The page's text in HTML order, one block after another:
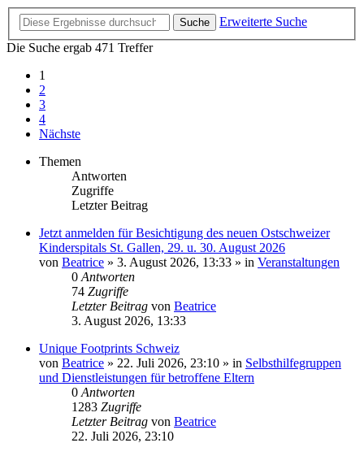
Suche
Erweiterte Suche
Die Suche ergab 471 Treffer
1
2
3
4
Nächste
Themen
Antworten
Zugriffe
Letzter Beitrag
Jetzt anmelden für Besichtigung des neuen Ostschweizer
Kinderspitals St. Gallen, 29. u. 30. August 2026
von Beatrice » 3. August 2026, 13:33 » in Veranstaltungen
0 Antworten
74 Zugriffe
Letzter Beitrag von Beatrice
3. August 2026, 13:33
Unique Footprints Schweiz
von Beatrice » 22. Juli 2026, 23:10 » in Selbsthilfegruppen
und Dienstleistungen für betroffene Eltern
0 Antworten
1283 Zugriffe
Letzter Beitrag von Beatrice
22. Juli 2026, 23:10